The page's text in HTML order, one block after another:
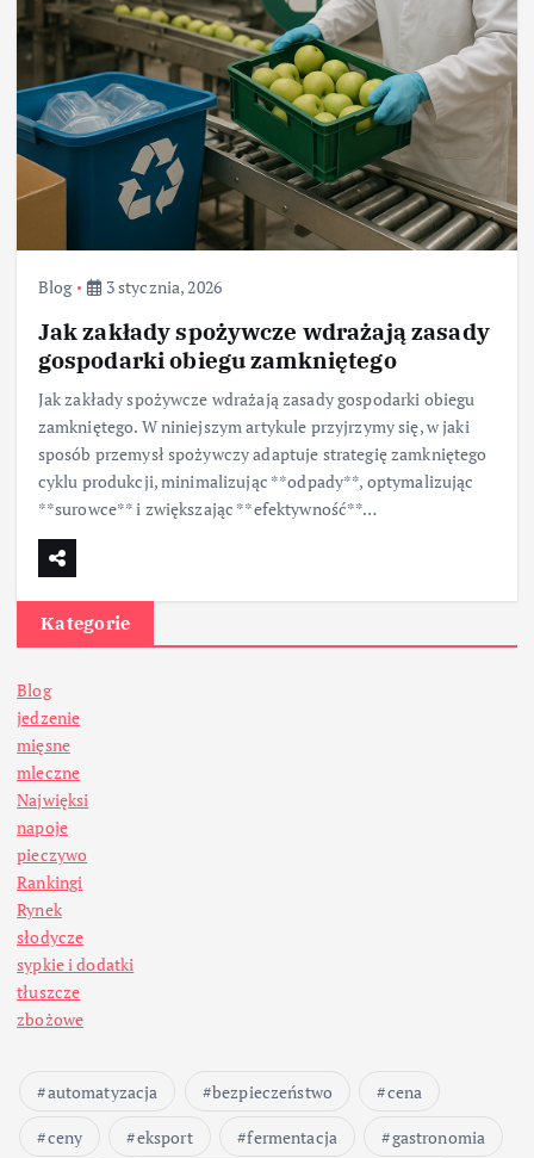
Blog 3 stycznia, 2026
Jak zakłady spożywcze wdrażają zasady
gospodarki obiegu zamkniętego
Jak zakłady spożywcze wdrażają zasady gospodarki obiegu
zamkniętego. W niniejszym artykule przyjrzymy się, w jaki
sposób przemysł spożywczy adaptuje strategię zamkniętego
cyklu produkcji, minimalizując **odpady**, optymalizując
**surowce** i zwiększając **efektywność**…
Kategorie
Blog
jedzenie
mięsne
mleczne
Najwięksi
napoje
pieczywo
Rankingi
Rynek
słodycze
sypkie i dodatki
tłuszcze
zbożowe
automatyzacja bezpieczeństwo
cena
ceny
eksport fermentacja
gastronomia